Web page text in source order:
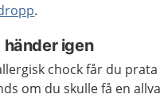
.
händer igen
chock får du
om du skulle få en